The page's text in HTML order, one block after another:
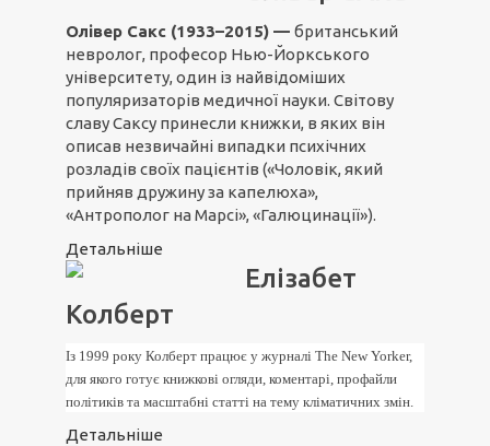
Олівер Сакс (1933–2015) — британський
невролог, професор Нью-Йоркського
університету, один із найвідоміших
популяризаторів медичної науки. Світову
славу Саксу принесли книжки, в яких він
описав незвичайні випадки психічних
розладів своїх пацієнтів («Чоловік, який
прийняв дружину за капелюха»,
«Антрополог на Марсі», «Галюцинації»).
Детальніше
Елізабет
Колберт
Із 1999 року Колберт працює у журналі The New Yorker,
для якого готує книжкові огляди, коментарі, профайли
політиків та масштабні статті на тему кліматичних змін.
Детальніше